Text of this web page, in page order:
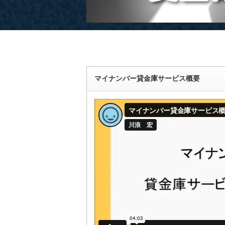
マイナンバー貸金庫サービス概要